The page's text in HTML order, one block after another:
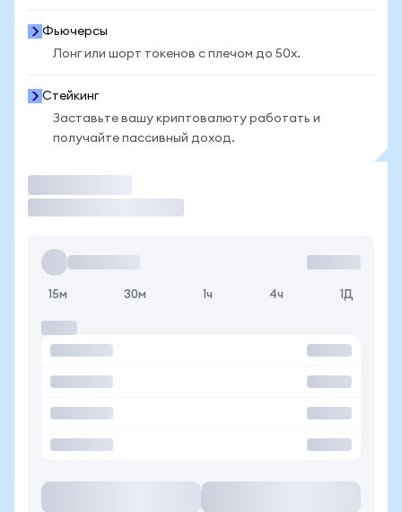
Фьючерсы
Лонг или шорт токенов с плечом до 50x.
Стейкинг
Заставьте вашу криптовалюту работать и
получайте пассивный доход.
15м 30м 1ч 4ч 1Д